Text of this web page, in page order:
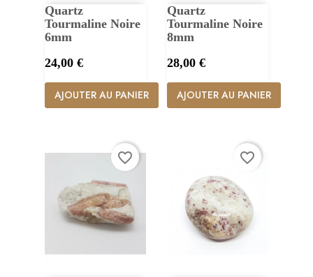
Quartz
Tourmaline Noire
6mm
Prix
24,00 €
AJOUTER AU PANIER
Quartz
Tourmaline Noire
8mm
Prix
28,00 €
AJOUTER AU PANIER
favorite_border favorite_border